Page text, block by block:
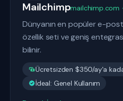
Mailchimpmailchimp.com
Dünyanın en popüler e-
özellik seti ve geniş
bilinir.
Ücretsizden $350/ay'a
İdeal: Genel Kullanım